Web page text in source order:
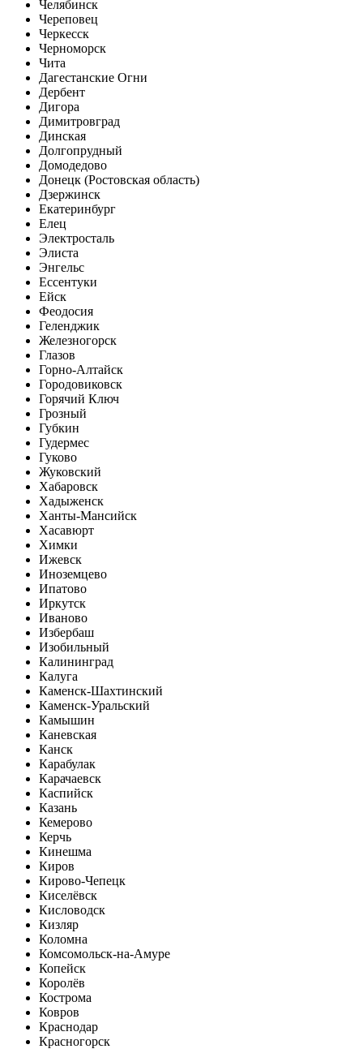
Челябинск
Череповец
Черкесск
Черноморск
Чита
Дагестанские Огни
Дербент
Дигора
Димитровград
Динская
Долгопрудный
Домодедово
Донецк (Ростовская область)
Дзержинск
Екатеринбург
Елец
Электросталь
Элиста
Энгельс
Ессентуки
Ейск
Феодосия
Геленджик
Железногорск
Глазов
Горно-Алтайск
Городовиковск
Горячий Ключ
Грозный
Губкин
Гудермес
Гуково
Жуковский
Хабаровск
Хадыженск
Ханты-Мансийск
Хасавюрт
Химки
Ижевск
Иноземцево
Ипатово
Иркутск
Иваново
Избербаш
Изобильный
Калининград
Калуга
Каменск-Шахтинский
Каменск-Уральский
Камышин
Каневская
Канск
Карабулак
Карачаевск
Каспийск
Казань
Кемерово
Керчь
Кинешма
Киров
Кирово-Чепецк
Киселёвск
Кисловодск
Кизляр
Коломна
Комсомольск-на-Амуре
Копейск
Королёв
Кострома
Ковров
Краснодар
Красногорск